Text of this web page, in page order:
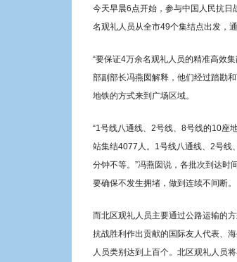
今天早晨6点开始，参与中国人民抗
名观礼人员从全市49个集结点出发，
“要保证4万余名观礼人员的精准高效
部副部长冯燕囡解释，他们经过踏勘
地铁的方式来到广场区域。
“1号线八通线、2号线、8号线的10座
站集结4077人。1号线八通线、2号线
分钟不等。”冯燕囡说，各批次到达时
要确保不发生拥堵，做到连续不间断。
而北区观礼人员主要通过公路运输的
抗战胜利作出贡献的国际友人代表、
人员类别达到上百个。北区观礼人员